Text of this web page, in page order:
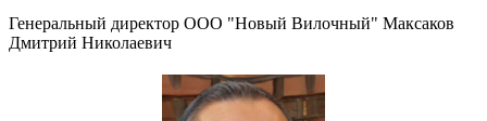
Генеральный директор ООО "Новый Вилочный" Максаков
Дмитрий Николаевич